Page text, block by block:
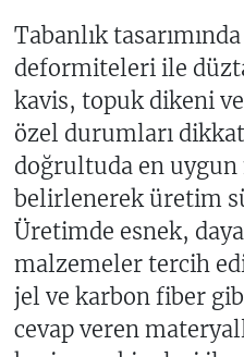
Tabanlık
deformiteleri ile
kavis, topuk dikeni
özel durumları
doğrultuda en
belirlenerek üretim
Üretimde esnek,
malzemeler tercih
jel ve karbon fiber
cevap veren